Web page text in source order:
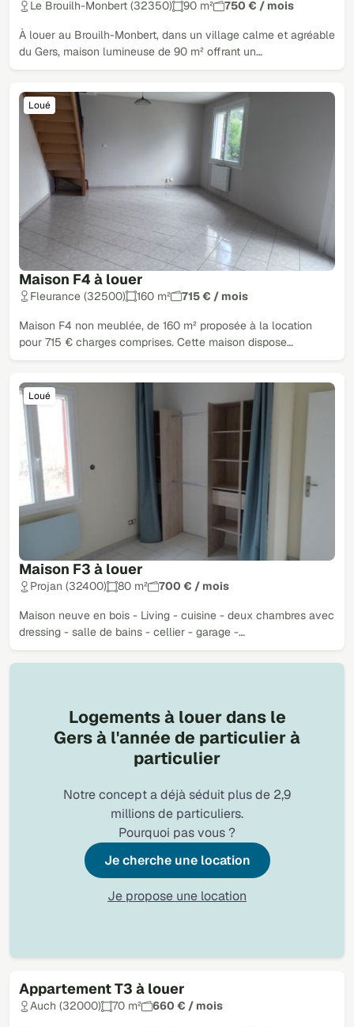
Le Brouilh-Monbert (32350) 90 m² 750 € / mois
À louer au Brouilh-Monbert, dans un village calme et agréable
du Gers, maison lumineuse de 90 m² offrant un…
Maison F4 à louer
Loué
Fleurance (32500) 160 m² 715 € / mois
Maison F4 non meublée, de 160 m² proposée à la location
pour 715 € charges comprises. Cette maison dispose…
Maison F3 à louer
Loué
Projan (32400) 80 m² 700 € / mois
Maison neuve en bois - Living - cuisine - deux chambres avec
dressing - salle de bains - cellier - garage -…
Appartement T3 à louer
Loué
Auch (32000) 70 m² 660 € / mois
Logements à louer dans le
Gers à l'année de particulier à
particulier
Notre concept a déjà séduit plus de 2,9
millions de particuliers.
Pourquoi pas vous ?
Je cherche une location
Je propose une location